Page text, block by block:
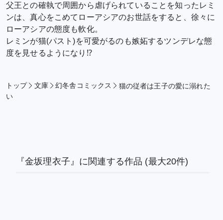
父王との確執で周囲から虐げられていることを知ったレミ
ンは、真心をこめてローアシアのお世話をすると、徐々に
ローアシアの態度も軟化。
レミンが猫(パスト)を可愛がるのも嫉妬するツンデレな態
度を見せるようになり⁉
トップ 文庫 幻冬舎コミックス
猫の従者は王子の愛に溺れた
い
『金坂理衣子』に関連する作品 (最大20件)